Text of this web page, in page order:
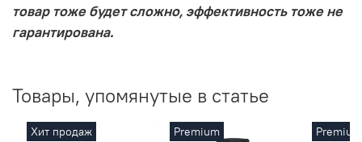
товар тоже будет сложно, эффективность тоже не
гарантирована.
Товары, упомянутые в статье
Хит продаж
Premium Premium